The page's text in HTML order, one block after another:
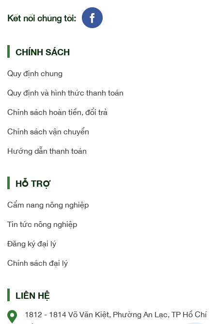
Kết nối chúng tôi:
CHÍNH SÁCH
Quy định chung
Quy định và hình thức thanh toán
Chính sách hoàn tiền, đổi trả
Chính sách vận chuyển
Hướng dẫn thanh toán
HỖ TRỢ
Cẩm nang nông nghiệp
Tin tức nông nghiệp
Đăng ký đại lý
Chính sách đại lý
LIÊN HỆ
1812 - 1814 Võ Văn Kiệt, Phường An Lạc, TP Hồ Chí